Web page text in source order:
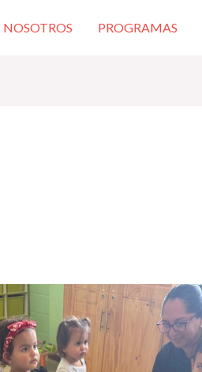
NOSOTROS PROGRAMAS